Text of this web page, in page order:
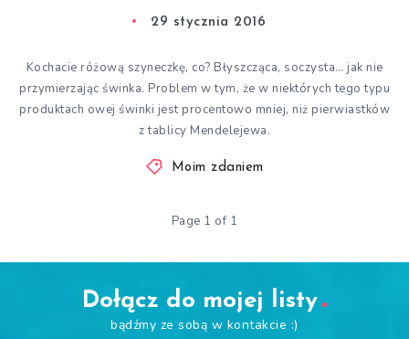
29 stycznia 2016
Kochacie różową szyneczkę, co? Błyszcząca, soczysta… jak nie
przymierzając świnka. Problem w tym, że w niektórych tego typu
produktach owej świnki jest procentowo mniej, niż pierwiastków
z tablicy Mendelejewa.
Moim zdaniem
Page 1 of 1
Dołącz do mojej listy
bądźmy ze sobą w kontakcie :)